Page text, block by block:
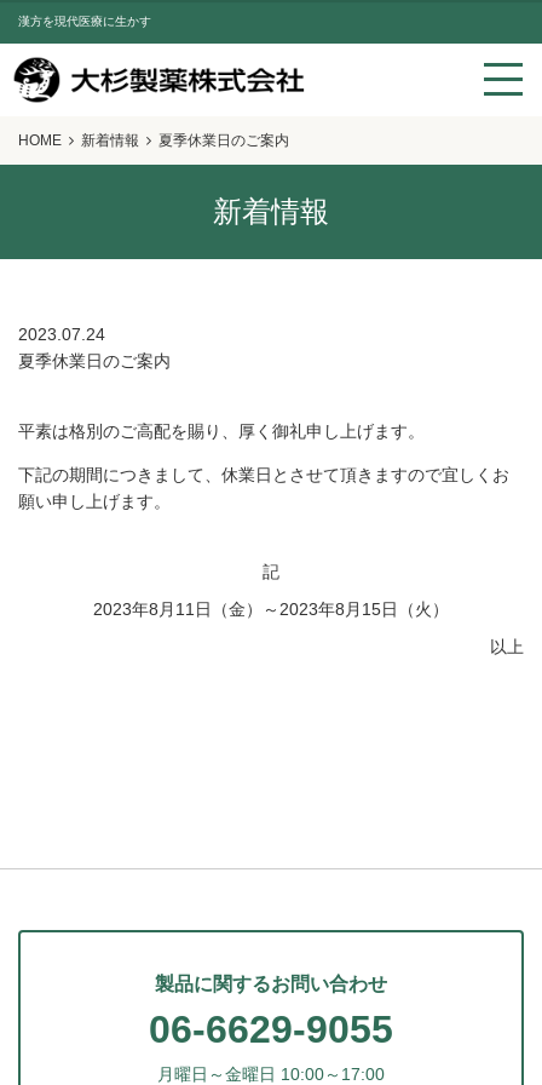
漢方を現代医療に生かす
HOME 新着情報 夏季休業日のご案内
新着情報
2023.07.24
夏季休業日のご案内
平素は格別のご高配を賜り、厚く御礼申し上げます。
下記の期間につきまして、休業日とさせて頂きますので宜しくお
願い申し上げます。
記
2023年8月11日（金）～2023年8月15日（火）
以上
製品に関するお問い合わせ
06-6629-9055
月曜日～金曜日 10:00～17:00